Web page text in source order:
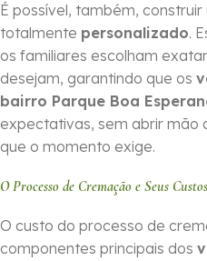
É possível, também, construir
totalmente personalizado.
os familiares escolham
desejam, garantindo que os
bairro Parque Boa
expectativas, sem abrir mão
que o momento exige.
O Processo de Cremação e Seus
O custo do processo de
componentes principais dos